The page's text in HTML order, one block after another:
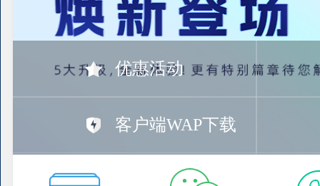
优惠活动
客户端WAP下载